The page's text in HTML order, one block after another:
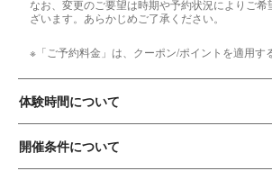
なお、変更のご要望は時期や予約状況によりご
ざいます。あらかじめご了承ください。
※「ご予約料金」は、クーポン/ポイントを適用す
体験時間について
開催条件について